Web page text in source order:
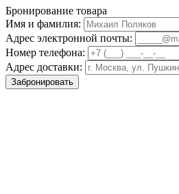
Бронирование товара
Имя и фамилия:
Адрес электронной почты:
Номер телефона:
Адрес доставки:
Забронировать